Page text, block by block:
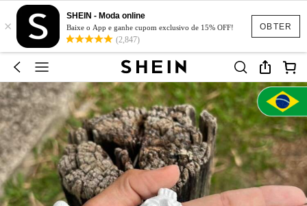
OBTER
×
SHEIN - Moda online
Baixe o App e ganhe cupom exclusivo de 15% OFF!
(2,847)